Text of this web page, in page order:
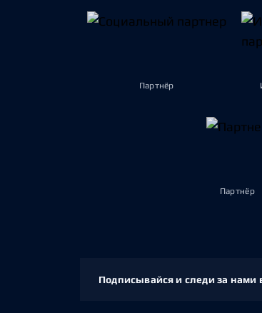
Партнёр
Партнёр
Подписывайся и следи за нами